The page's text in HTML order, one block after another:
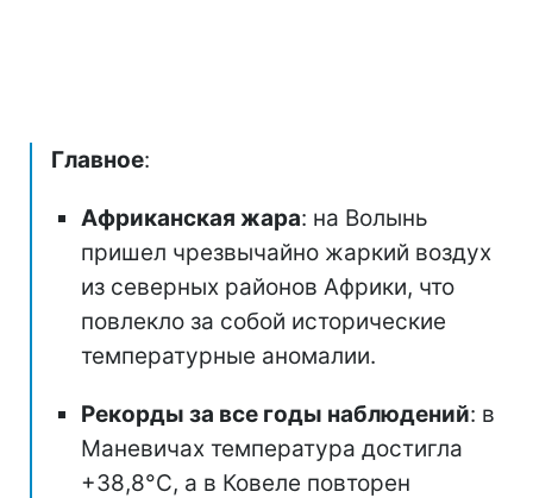
Главное:
Африканская жара: на Волынь
пришел чрезвычайно жаркий воздух
из северных районов Африки, что
повлекло за собой исторические
температурные аномалии.
Рекорды за все годы наблюдений: в
Маневичах температура достигла
+38,8°С, а в Ковеле повторен